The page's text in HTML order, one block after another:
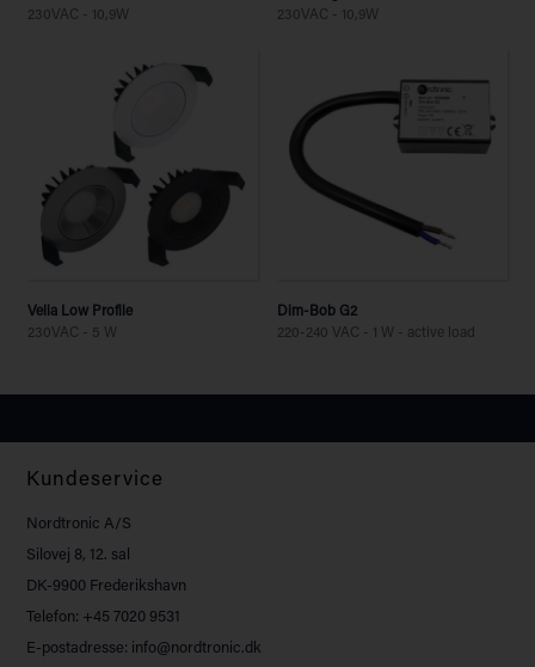
230VAC - 10,9W
230VAC - 10,9W
Velia Low Profile
230VAC - 5 W
Dim-Bob G2
220-240 VAC - 1 W - active load
Kundeservice
Nordtronic A/S
Silovej 8, 12. sal
DK-9900 Frederikshavn
Telefon: +45 7020 9531
E-postadresse: info@nordtronic.dk